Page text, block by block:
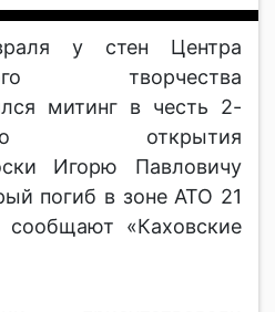
у стен Центра
творчества
митинг в честь 2-
открытия
Игорю Павловичу
погиб в зоне АТО 21
сообщают «Каховские